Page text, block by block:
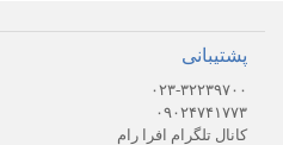
پشتیبانی
۰۲۳-۳۲۲۳۹۷۰۰
۰۹۰۲۴۷۴۱۷۷۳
کانال تلگرام افرا رام